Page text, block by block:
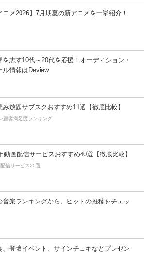
ニメ2026】7月期夏の新アニメを一挙紹介！
を志す10代～20代を応援！オーディション・
ル情報はDeview
み放題サブスクおすすめ11選【徹底比較】
顧客満足度ランキング
動画配信サービスおすすめ40選【徹底比較】
信サービス20選
音楽ランキングから、ヒットの推移をチェッ
、登壇イベント、サインチェキなどプレゼン